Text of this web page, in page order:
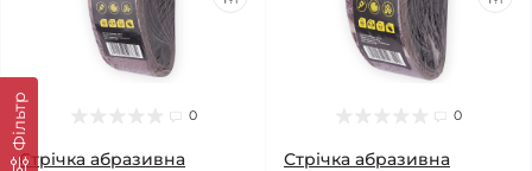
Фільтр 0
Стрічка абразивна
0
Стрічка абразивна